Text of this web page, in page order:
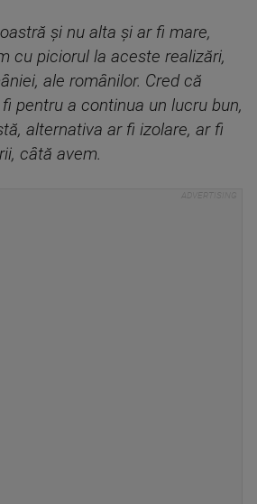
și nu alta și ar fi mare,
cu piciorul la aceste realizări,
ale românilor. Cred că
pentru a continua un lucru bun,
alternativa ar fi izolare, ar fi
câtă avem.